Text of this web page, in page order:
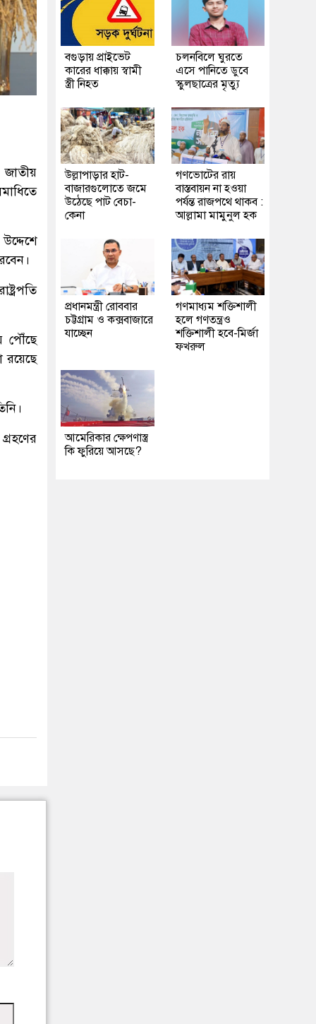
জাতীয়
পৌঁছে
রয়েছে
বগুড়ায় প্রাইভেট
কারের ধাক্কায় স্বামী
স্ত্রী নিহত
চলনবিলে ঘুরতে
এসে পানিতে ডুবে
স্কুলছাত্রের মৃত্যু
উল্লাপাড়ার হাট-
বাজারগুলোতে জমে
উঠেছে পাট বেচা-
কেনা
গণভোটের রায়
বাস্তবায়ন না হওয়া
পর্যন্ত রাজপথে থাকব :
আল্লামা মামুনুল হক
প্রধানমন্ত্রী রোববার
চট্টগ্রাম ও কক্সবাজারে
যাচ্ছেন
গণমাধ্যম শক্তিশালী
হলে গণতন্ত্রও
শক্তিশালী হবে-মির্জা
ফখরুল
আমেরিকার ক্ষেপণাস্ত্র
কি ফুরিয়ে আসছে?